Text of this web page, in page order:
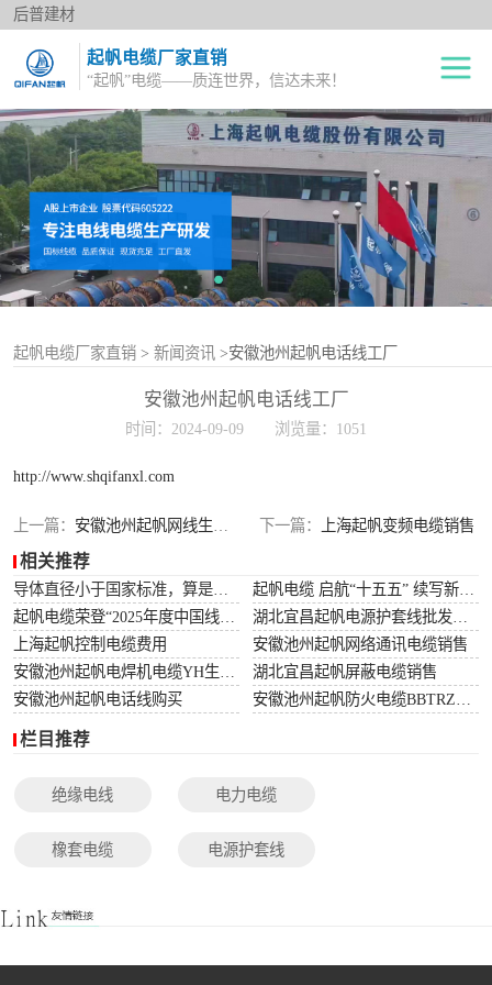
后普建材
起帆电缆厂家直销
“起帆”电缆——质连世界，信达未来！
起帆电缆厂家直销 > 新闻资讯 >安徽池州起帆电话线工厂
安徽池州起帆电话线工厂
时间：2024-09-09 浏览量：1051
http://www.shqifanxl.com
上一篇： 安徽池州起帆网线生产厂家 下一篇： 上海起帆变频电缆销售
相关推荐
上海起帆控制电缆费用
安徽池州起帆网络通讯电缆销售
湖北宜昌起帆屏蔽电缆销售
安徽池州起帆电话线购买
栏目推荐
绝缘电线 电力电缆
橡套电缆 电源护套线
绝缘电线
电力电缆
橡套电缆
电源护套线
控制电缆
光伏电缆
特种电缆
网络通讯电缆
单股铜芯线BV
多股铜芯软电线BVR
双绞花线RVS
阻燃电线